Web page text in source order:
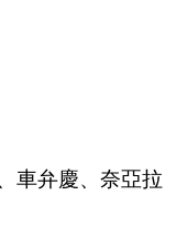
車弁慶、奈亞拉